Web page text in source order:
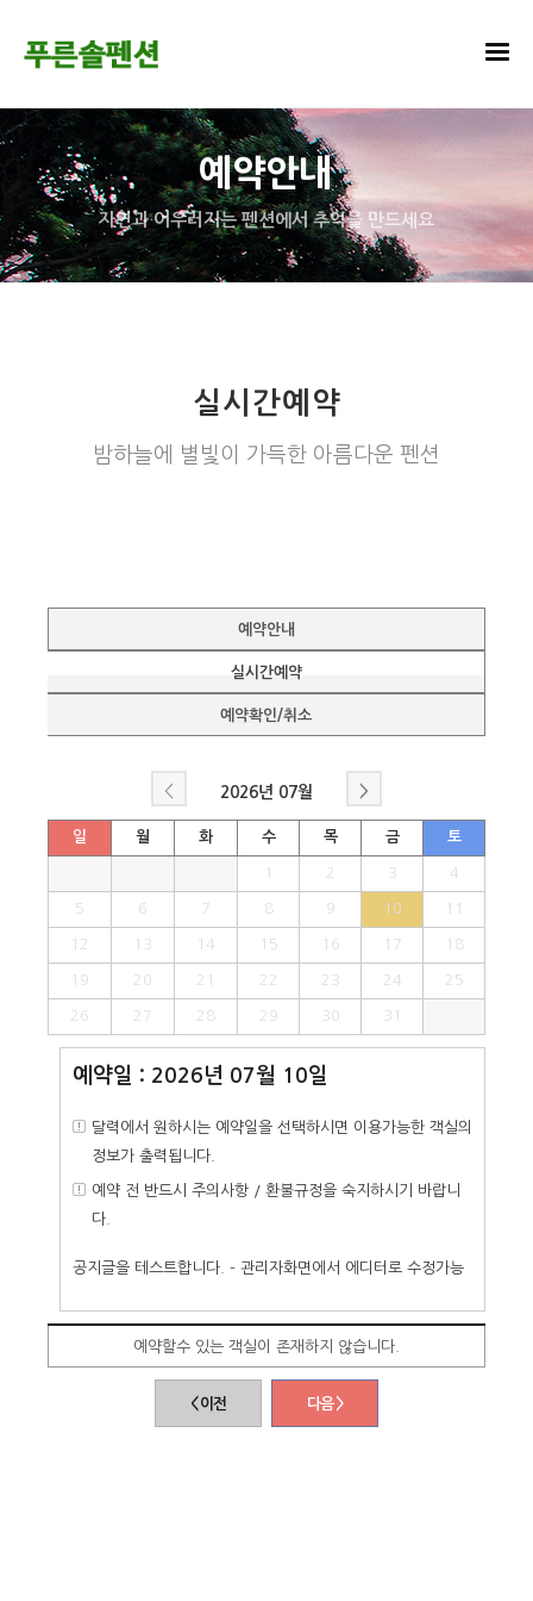
예약안내
자연과 어우러지는 펜션에서 추억을 만드세요
실시간예약
밤하늘에 별빛이 가득한 아름다운 펜션
예약안내
실시간예약
예약확인/취소
< 2026년 07월 >
일 월 화 수 목 금 토
1 2 3 4
5 6 7 8 9 10 11
12 13 14 15 16 17 18
19 20 21 22 23 24 25
26 27 28 29 30 31
예약일 : 2026년 07월 10일
달력에서 원하시는 예약일을 선택하시면 이용가능한 객실의
정보가 출력됩니다.
예약 전 반드시 주의사항 / 환불규정을 숙지하시기 바랍니
다.
공지글을 테스트합니다. - 관리자화면에서 에디터로 수정가능
예약할수 있는 객실이 존재하지 않습니다.
< 이전 다음 >